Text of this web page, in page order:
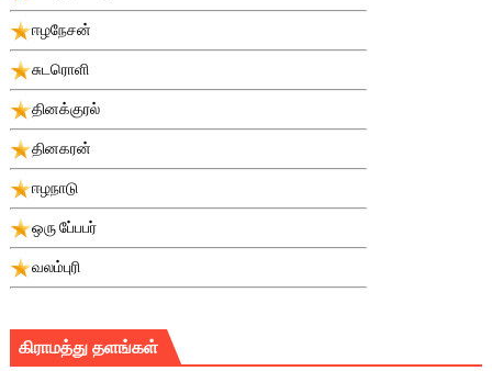
ஈழநேசன்
சுடரொளி
தினக்குரல்
தினகரன்
ஈழநாடு
ஒரு பே்பபர்
வலம்புரி
கிராமத்து தளங்கள்